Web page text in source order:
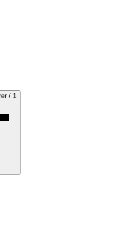
Filtrer / 1